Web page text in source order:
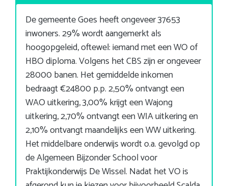
De gemeente Goes heeft ongeveer 37653
inwoners. 29% wordt aangemerkt als
hoogopgeleid, oftewel: iemand met een WO of
HBO diploma. Volgens het CBS zijn er ongeveer
28000 banen. Het gemiddelde inkomen
bedraagt €24800 p.p. 2,50% ontvangt een
WAO uitkering, 3,00% krijgt een Wajong
uitkering, 2,70% ontvangt een WIA uitkering en
2,10% ontvangt maandelijks een WW uitkering.
Het middelbare onderwijs wordt o.a. gevolgd op
de Algemeen Bijzonder School voor
Praktijkonderwijs De Wissel. Nadat het VO is